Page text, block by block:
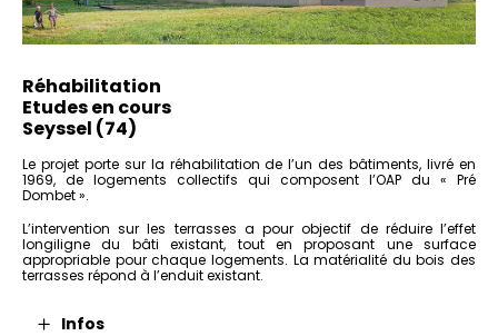
Réhabilitation
Etudes en cours
Seyssel (74)
Le projet porte sur la réhabilitation de l’un des bâtiments, livré en
1969, de logements collectifs qui composent l’OAP du « Pré
Dombet ».
L’intervention sur les terrasses a pour objectif de réduire l’effet
longiligne du bâti existant, tout en proposant une surface
appropriable pour chaque logements. La matérialité du bois des
terrasses répond à l’enduit existant.
Infos